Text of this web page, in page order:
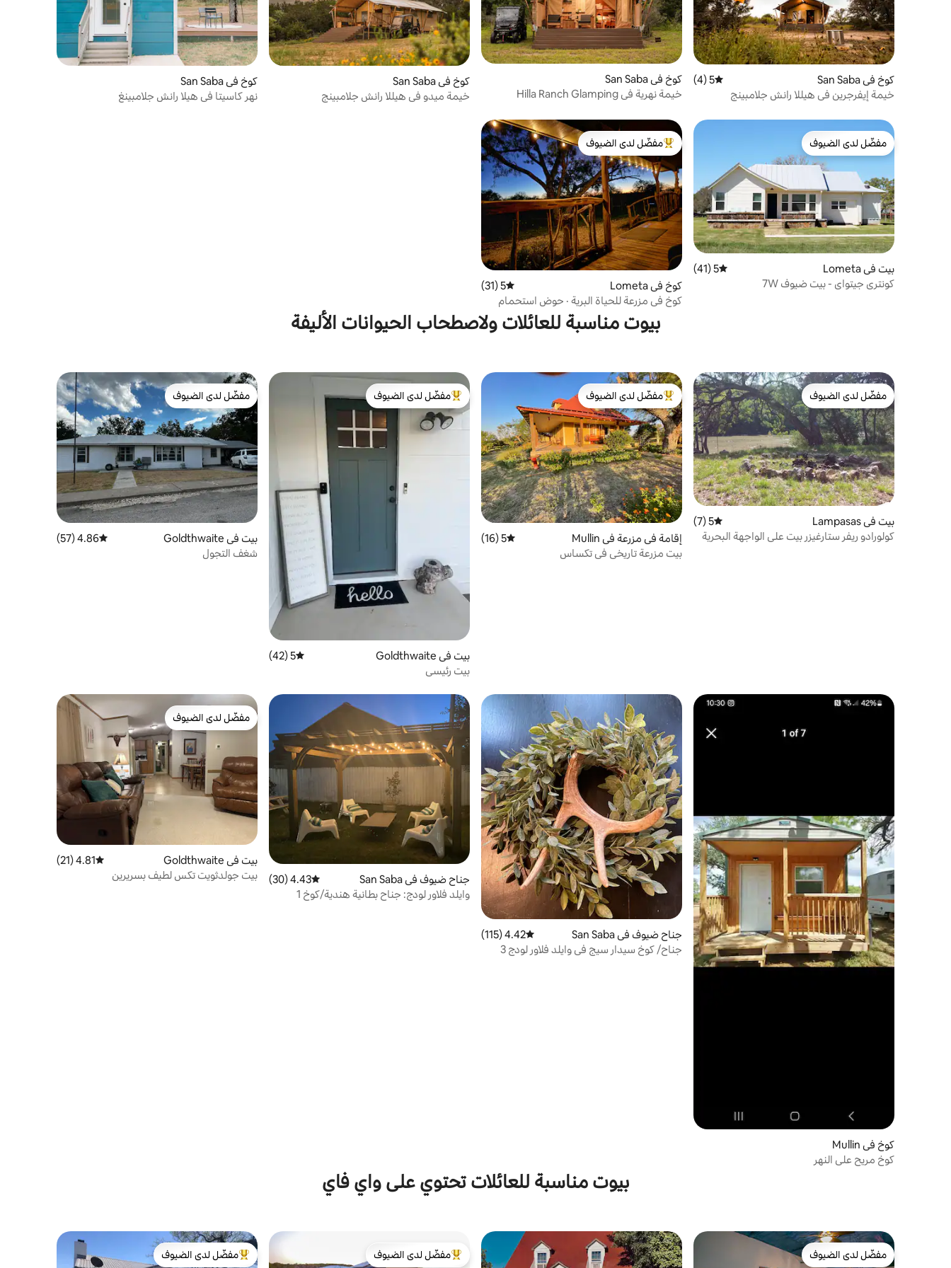
كوخ في San Saba متوسط التقييم 5 من 5، 4 مراجعات
5 (4)
خيمة إيفرجرين في هيللا رانش جلامبينج
كوخ في San Saba
خيمة نهرية في Hilla Ranch Glamping
كوخ في San Saba
خيمة ميدو في هيللا رانش جلامبينج
كوخ في San Saba
نهر كاسيتا في هيلا رانش جلامبينغ
مفضّل لدى الضيوف
مفضّل لدى الضيوف
بيت في Lometa متوسط التقييم 5 من 5، 41 مراجعات
5 (41)
كونتري جيتواي - بيت ضيوف 7W
من أبرز البيوت المفضّلة لدى الضيوف
مفضّل لدى الضيوف
كوخ في Lometa متوسط التقييم 5 من 5، 31 مراجعات
5 (31)
كوخ في مزرعة للحياة البرية · حوض استحمام
ساخن · نهر · سماء مظلمة
بيوت مناسبة للعائلات ولاصطحاب الحيوانات الأليفة
مفضّل لدى الضيوف
مفضّل لدى الضيوف
بيت في Lampasas متوسط التقييم 5 من 5، 7 مراجعات
5 (7)
كولورادو ريفر ستارغيزر بيت على الواجهة البحرية
من أبرز البيوت المفضّلة لدى الضيوف
مفضّل لدى الضيوف
إقامة في مزرعة في Mullin متوسط التقييم 5 من 5، 16 مراجعات
5 (16)
بيت مزرعة تاريخي في تكساس
من أبرز البيوت المفضّلة لدى الضيوف
مفضّل لدى الضيوف
بيت في Goldthwaite متوسط التقييم 5 من 5، 42 مراجعات
5 (42)
بيت رئيسي
مفضّل لدى الضيوف
مفضّل لدى الضيوف
بيت في Goldthwaite متوسط التقييم 4.86 من 5، 57 مراجعات
4.86 (57)
شغف التجول
كوخ في Mullin
كوخ مريح على النهر
جناح ضيوف في San Saba متوسط التقييم 4.42 من 5، 115 مراجعات
4.42 (115)
جناح/ كوخ سيدار سيج في وايلد فلاور لودج 3
جناح ضيوف في San Saba متوسط التقييم 4.43 من 5، 30 مراجعات
4.43 (30)
وايلد فلاور لودج: جناح بطانية هندية/كوخ 1
مفضّل لدى الضيوف
مفضّل لدى الضيوف
بيت في Goldthwaite متوسط التقييم 4.81 من 5، 21 مراجعات
4.81 (21)
بيت جولدثويت تكس لطيف بسريرين
بيوت مناسبة للعائلات تحتوي على واي فاي
مفضّل لدى الضيوف
مفضّل لدى الضيوف
من أبرز البيوت المفضّلة لدى الضيوف
مفضّل لدى الضيوف
من أبرز البيوت المفضّلة لدى الضيوف
مفضّل لدى الضيوف